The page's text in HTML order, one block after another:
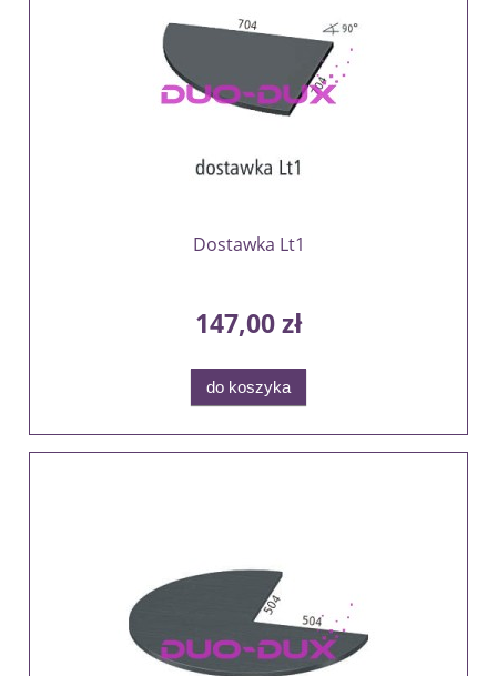
Dostawka Lt1
147,00 zł
do koszyka